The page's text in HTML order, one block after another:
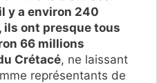
y a environ 240
ils ont presque tous
66 millions
Crétacé, ne laissant
représentants de